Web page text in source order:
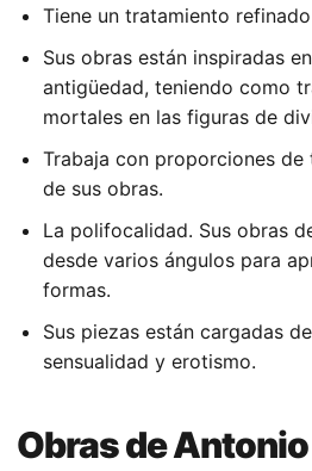
Tiene un tratamiento
Sus obras están inspiradas
antigüedad, teniendo como
mortales en las figuras de
Trabaja con proporciones de
de sus obras.
La polifocalidad. Sus obras
desde varios ángulos para
formas.
Sus piezas están cargadas
sensualidad y erotismo.
Obras de